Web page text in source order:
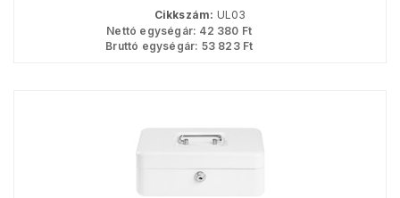
Cikkszám: UL03
Nettó egységár: 42 380 Ft
Bruttó egységár: 53 823Ft